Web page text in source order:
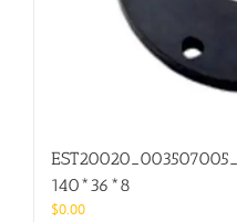
140*36*8
$0.00